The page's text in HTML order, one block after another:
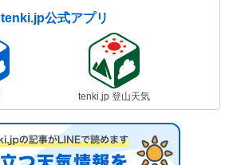
tenki.jp公式アプリ
tenki.jp 登山天気